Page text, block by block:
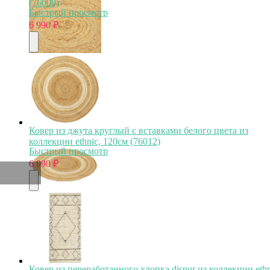
(76009)
Быстрый просмотр
6 990₽
Ковер из джута круглый с вставками белого цвета из
коллекции ethnic, 120см (76012)
Быстрый просмотр
6 990₽